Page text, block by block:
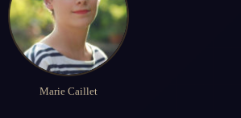
Marie Caillet